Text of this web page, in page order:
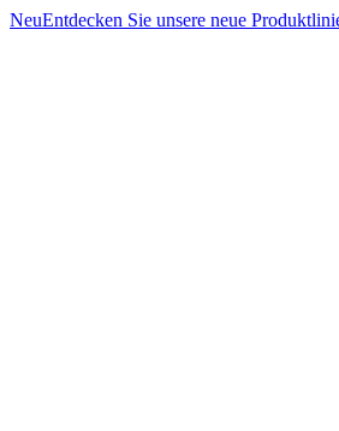
NeuEntdecken Sie unsere neue